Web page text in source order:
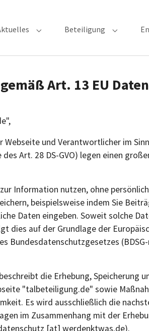
Submenu for "Aktuelles"
Beteiligung Submenu
Art. 13 EU
und Verantwortlicher im
Art. 28 DS-GVO) legen einen
Information nutzen, ohne
beispielsweise indem Sie
Daten eingeben. Soweit solche
dies auf der Grundlage der
Bundesdatenschutzgesetzes
die Erhebung, Speicherung
"talbeteiligung.de" sowie
Es wird ausschließlich die
im Zusammenhang mit der
[at] werdenktwas.de).